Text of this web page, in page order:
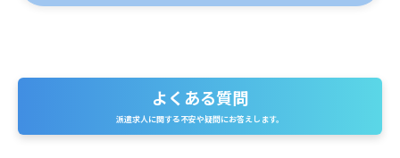
く
よくある質問
派遣求人に関する不安や疑問にお答えします。